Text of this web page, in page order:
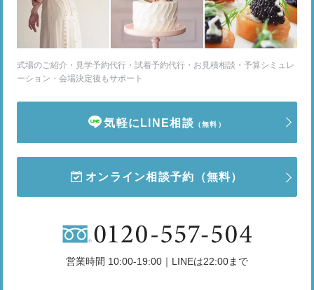
式場のご紹介・見学予約代行・試着予約代行・お見積相談・予算シミュレ
ーション・会場決定後もサポート
気軽にLINE相談 （無料）
オンライン相談予約 （無料）
営業時間 10:00-19:00｜LINEは22:00まで